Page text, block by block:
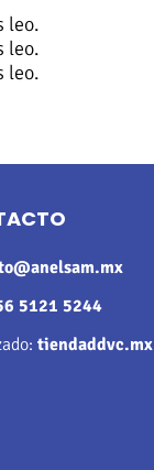
leo.
leo.
leo.
5121 5244
tiendaddvc.mx